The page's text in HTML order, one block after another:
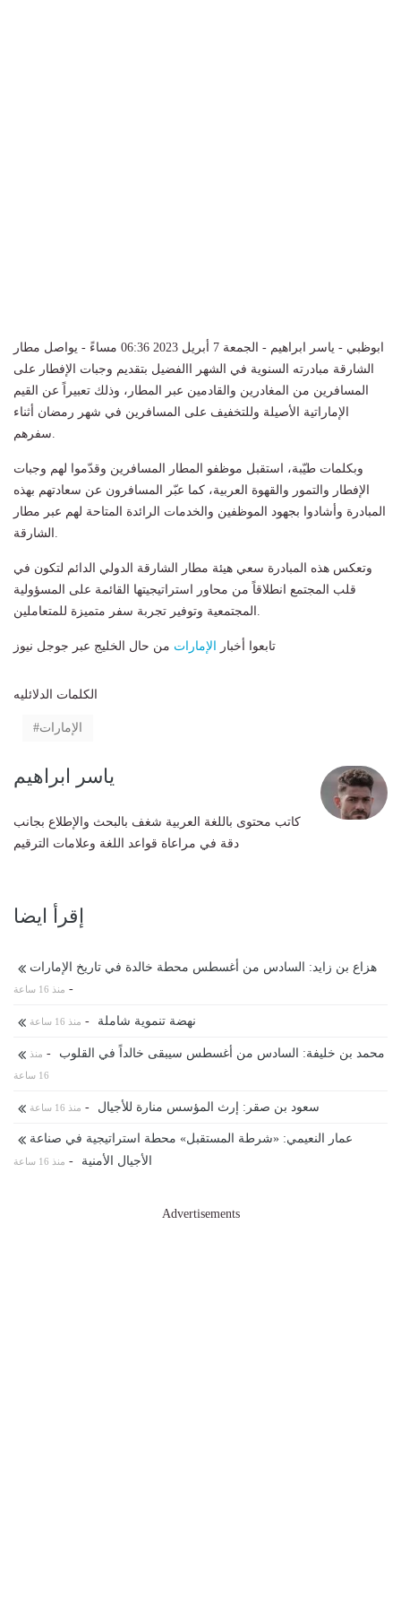
ابوظبي - ياسر ابراهيم - الجمعة 7 أبريل 2023 06:36 مساءً - يواصل مطار
الشارقة مبادرته السنوية في الشهر االفضيل بتقديم وجبات الإفطار على
المسافرين من المغادرين والقادمين عبر المطار، وذلك تعبيراً عن القيم
الإماراتية الأصيلة وللتخفيف على المسافرين في شهر رمضان أثناء
سفرهم.
وبكلمات طيّبة، استقبل موظفو المطار المسافرين وقدّموا لهم وجبات
الإفطار والتمور والقهوة العربية، كما عبّر المسافرون عن سعادتهم بهذه
المبادرة وأشادوا بجهود الموظفين والخدمات الرائدة المتاحة لهم عبر مطار
الشارقة.
وتعكس هذه المبادرة سعي هيئة مطار الشارقة الدولي الدائم لتكون في
قلب المجتمع انطلاقاً من محاور استراتيجيتها القائمة على المسؤولية
المجتمعية وتوفير تجربة سفر متميزة للمتعاملين.
تابعوا أخبار الإمارات من حال الخليج عبر جوجل نيوز
الكلمات الدلائليه
الإمارات
ياسر ابراهيم
كاتب محتوى باللغة العربية شغف بالبحث والإطلاع بجانب
دقة في مراعاة قواعد اللغة وعلامات الترقيم
إقرأ ايضا
هزاع بن زايد: السادس من أغسطس محطة خالدة في تاريخ الإمارات
- منذ 16 ساعة
نهضة تنموية شاملة - منذ 16 ساعة
محمد بن خليفة: السادس من أغسطس سيبقى خالداً في القلوب - منذ
16 ساعة
سعود بن صقر: إرث المؤسس منارة للأجيال - منذ 16 ساعة
الأجيال الأمنية
- منذ 16 ساعة
Advertisements